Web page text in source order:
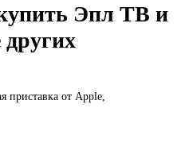
Эпл ТВ и
приставка от Apple,